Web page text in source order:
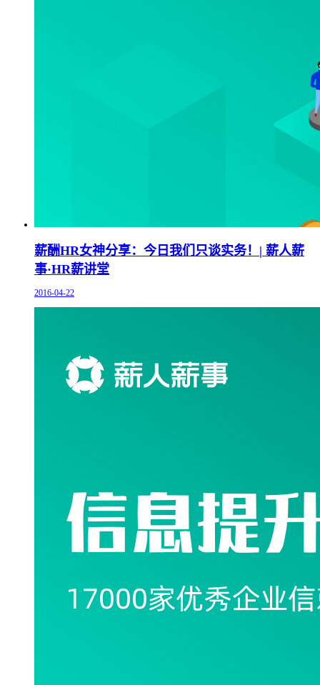
薪酬HR女神分享：今日我们只谈实务！| 薪人薪
事·HR薪讲堂
2016-04-22